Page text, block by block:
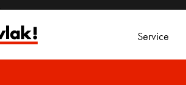
Service